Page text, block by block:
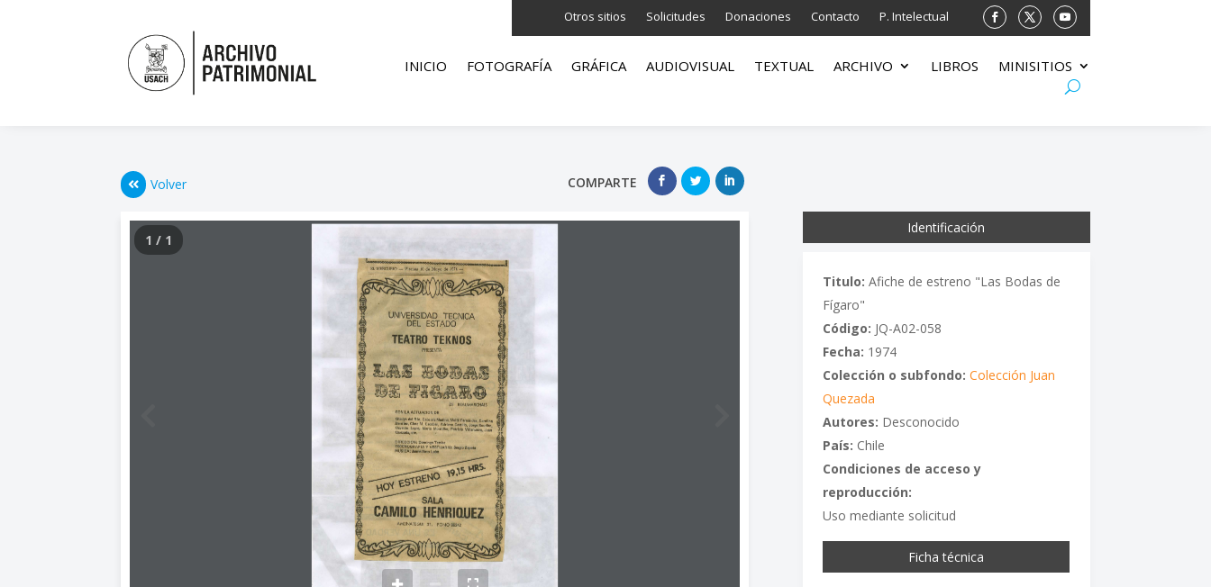
Otros sitios Solicitudes Donaciones Contacto P. Intelectual
INICIO FOTOGRAFÍA GRÁFICA AUDIOVISUAL TEXTUAL ARCHIVO LIBROS MINISITIOS
Volver COMPARTE
1 / 1
Identificación
Titulo: Afiche de estreno "Las Bodas de
Fígaro"
Código: JQ-A02-058
Fecha: 1974
Colección o subfondo: Colección Juan
Quezada
Autores: Desconocido
País: Chile
Condiciones de acceso y
reproducción:
Uso mediante solicitud
Ficha técnica